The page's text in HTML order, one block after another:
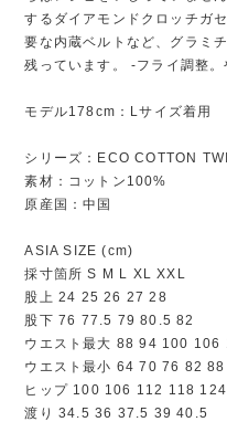
するダイアモンドクロッチガ
要な内蔵ベルトなど、グラミ
残っています。 -フライ調整
モデル178cm：Lサイズ着用
シリーズ：ECO COTTON
素材：コットン100%
原産国：中国
ASIA SIZE (cm)
採寸箇所 S M L XL XXL
股上 24 25 26 27 28
股下 76 77.5 79 80.5 82
ウエスト最大 88 94 100 106
ウエスト最小 64 70 76 82 88
ヒップ 100 106 112 118 124
渡り 34.5 36 37.5 39 40.5